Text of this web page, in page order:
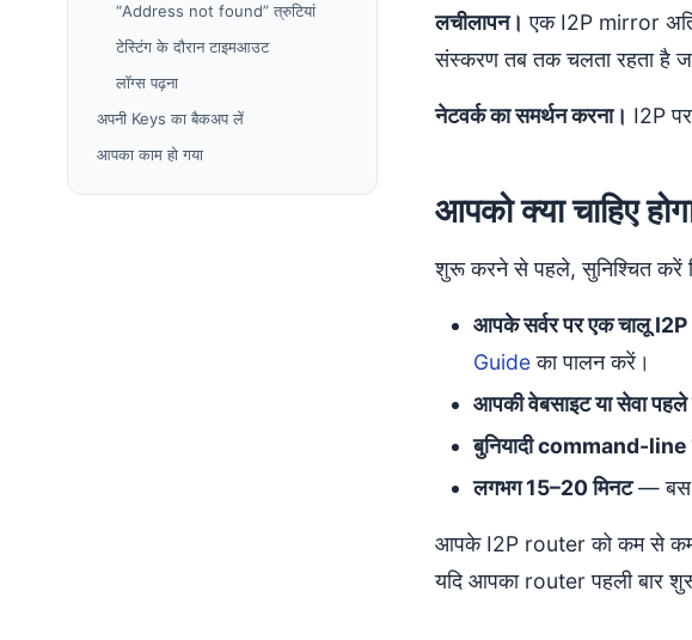
“Address not found” त्रुटियां
टेस्टिंग के दौरान टाइमआउट
लॉग्स पढ़ना
अपनी Keys का बैकअप लें
आपका काम हो गया
लचीलापन। एक I2P mirror
संस्करण तब तक चलता रहता है
नेटवर्क का समर्थन करना। I2P
आपको क्या चाहिए
शुरू करने से पहले, सुनिश्चित करें
आपके सर्वर पर एक चालू
Guideका पालन करें।
आपकी वेबसाइट या सेवा पहले
बुनियादी command-line
लगभग 15–20 मिनट— बस
आपके I2P router को कम से कम
यदि आपका router पहली बार